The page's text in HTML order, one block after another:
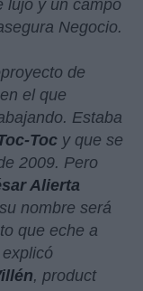
lujo y un campo
Negocio.
de
el que
Estaba
Toc y que se
2009. Pero
Alierta
nombre será
que eche a
, product